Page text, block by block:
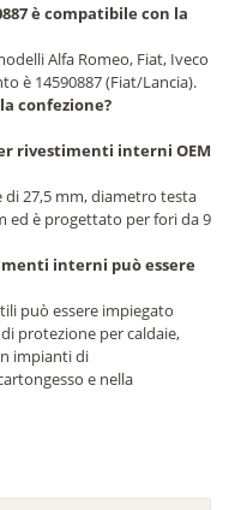
è compatibile con la
Alfa Romeo, Fiat, Iveco
è 14590887 (Fiat/Lancia).
confezione?
rivestimenti interni OEM
27,5 mm, diametro testa
ed è progettato per fori da 9
interni può essere
può essere impiegato
protezione per caldaie,
impianti di
e nella